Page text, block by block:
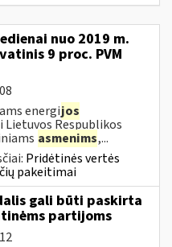
nuo 2019 m.
9 proc. PVM
energijos
Respublikos
asmenims,...
Pridėtinės vertės
pakeitimai
gali būti paskirta
partijoms